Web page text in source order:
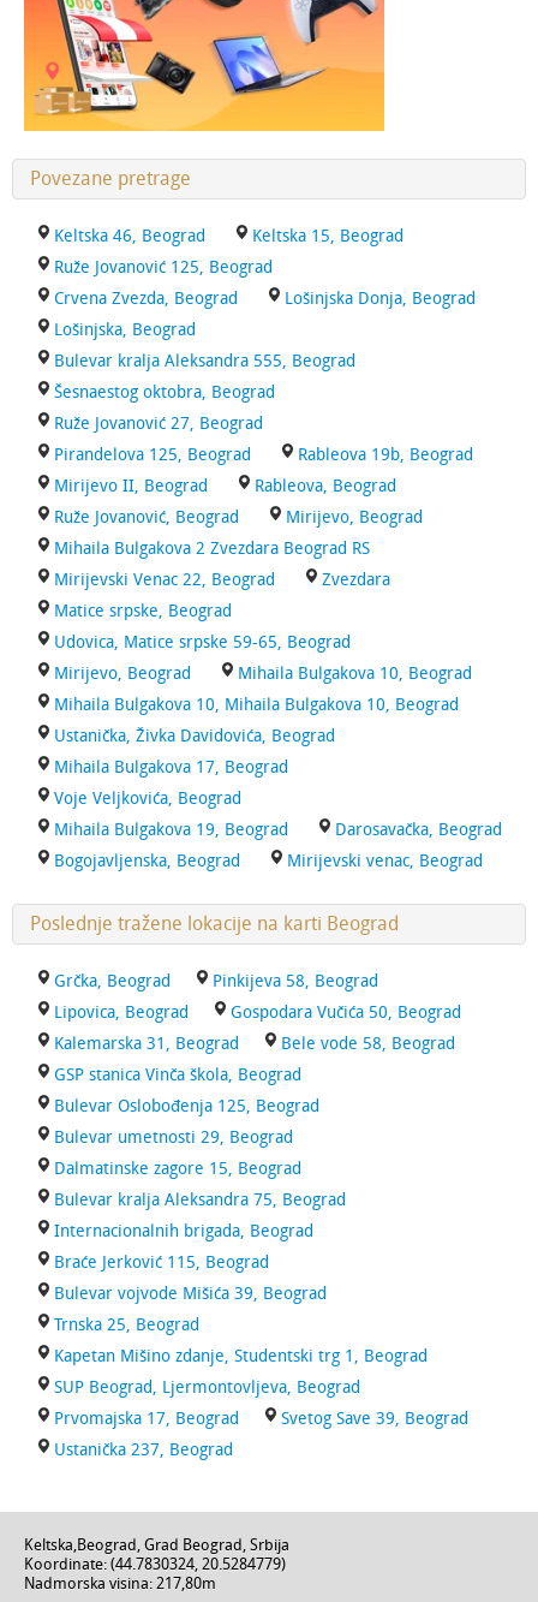
Povezane pretrage
Keltska 46, Beograd
Keltska 15, Beograd
Ruže Jovanović 125, Beograd
Crvena Zvezda, Beograd
Lošinjska Donja, Beograd
Lošinjska, Beograd
Bulevar kralja Aleksandra 555, Beograd
Šesnaestog oktobra, Beograd
Ruže Jovanović 27, Beograd
Pirandelova 125, Beograd
Rableova 19b, Beograd
Mirijevo II, Beograd
Rableova, Beograd
Ruže Jovanović, Beograd
Mirijevo, Beograd
Mihaila Bulgakova 2 Zvezdara Beograd RS
Mirijevski Venac 22, Beograd
Zvezdara
Matice srpske, Beograd
Udovica, Matice srpske 59-65, Beograd
Mirijevo, Beograd
Mihaila Bulgakova 10, Beograd
Mihaila Bulgakova 10, Mihaila Bulgakova 10, Beograd
Ustanička, Živka Davidovića, Beograd
Mihaila Bulgakova 17, Beograd
Voje Veljkovića, Beograd
Mihaila Bulgakova 19, Beograd
Darosavačka, Beograd
Bogojavljenska, Beograd
Mirijevski venac, Beograd
Poslednje tražene lokacije na karti Beograd
Grčka, Beograd
Pinkijeva 58, Beograd
Lipovica, Beograd
Gospodara Vučića 50, Beograd
Kalemarska 31, Beograd
Bele vode 58, Beograd
GSP stanica Vinča škola, Beograd
Bulevar Oslobođenja 125, Beograd
Bulevar umetnosti 29, Beograd
Dalmatinske zagore 15, Beograd
Bulevar kralja Aleksandra 75, Beograd
Internacionalnih brigada, Beograd
Braće Jerković 115, Beograd
Bulevar vojvode Mišića 39, Beograd
Trnska 25, Beograd
Kapetan Mišino zdanje, Studentski trg 1, Beograd
SUP Beograd, Ljermontovljeva, Beograd
Prvomajska 17, Beograd
Svetog Save 39, Beograd
Ustanička 237, Beograd
Keltska,Beograd, Grad Beograd, Srbija
Koordinate: (44.7830324, 20.5284779)
Nadmorska visina: 217,80m